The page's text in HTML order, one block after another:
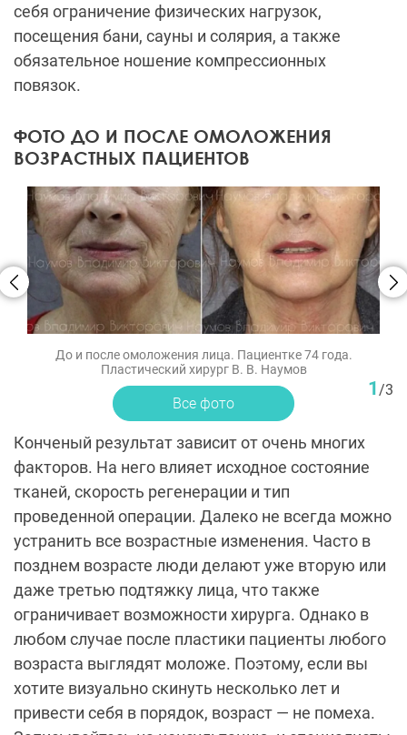
себя ограничение физических нагрузок,
посещения бани, сауны и солярия, а также
обязательное ношение компрессионных
повязок.
ФОТО ДО И ПОСЛЕ ОМОЛОЖЕНИЯ
ВОЗРАСТНЫХ ПАЦИЕНТОВ
До и после омоложения лица. Пациентке 74 года.
Пластический хирург В. В. Наумов
1 /3
Все фото
Конченый результат зависит от очень многих
факторов. На него влияет исходное состояние
тканей, скорость регенерации и тип
проведенной операции. Далеко не всегда можно
устранить все возрастные изменения. Часто в
позднем возрасте люди делают уже вторую или
даже третью подтяжку лица, что также
ограничивает возможности хирурга. Однако в
любом случае после пластики пациенты любого
возраста выглядят моложе. Поэтому, если вы
хотите визуально скинуть несколько лет и
привести себя в порядок, возраст — не помеха.